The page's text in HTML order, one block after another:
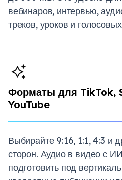
вебинаров, интервью,
треков, уроков и
Форматы для TikTok,
YouTube
Выбирайте 9:16, 1:1, 4:3 и
сторон. Аудио в видео с
подготовить под